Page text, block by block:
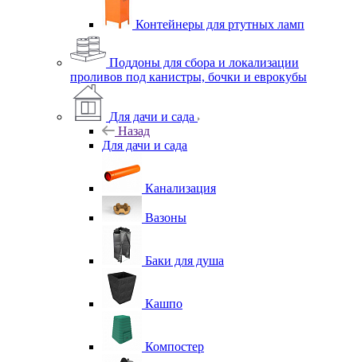
Контейнеры для ртутных ламп
Поддоны для сбора и локализации
проливов под канистры, бочки и еврокубы
Для дачи и сада
Назад
Для дачи и сада
Канализация
Вазоны
Баки для душа
Кашпо
Компостер